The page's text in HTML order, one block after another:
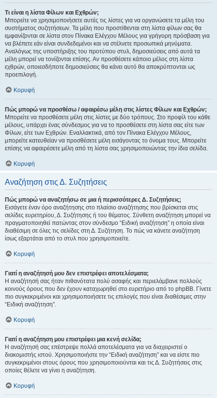
Τι είναι η λίστα Φίλων και Εχθρών;
Μπορείτε να χρησιμοποιήσετε αυτές τις λίστες για να οργανώσετε τα μέλη του
συστήματος συζητήσεων. Τα μέλη που προστίθενται στη λίστα φίλων σας θα
εμφανίζονται σε λίστα στον Πίνακα Ελέγχου Μέλους για γρήγορη πρόσβαση για
να βλέπετε εάν είναι συνδεδεμένοι και να στέλνετε προσωπικά μηνύματα.
Αναλόγως της υποστήριξης του προτύπου στυλ, δημοσιεύσεις από αυτά τα
μέλη μπορεί να τονίζονται επίσης. Αν προσθέσετε κάποιο μέλος στη λίστα
εχθρών, οποιεσδήποτε δημοσιεύσεις θα κάνει αυτό θα αποκρύπτονται ως
προεπιλογή.
Κορυφή
Πώς μπορώ να προσθέσω / αφαιρέσω μέλη στις λίστες Φίλων και Εχθρών;
Μπορείτε να προσθέσετε μέλη στις λίστες με δύο τρόπους. Στο προφίλ του κάθε
μέλους, υπάρχει ένας σύνδεσμος για να το προσθέσετε στη λίστα σας είτε των
Φίλων, είτε των Εχθρών. Εναλλακτικά, από τον Πίνακα Ελέγχου Μέλους,
μπορείτε κατευθείαν να προσθέσετε μέλη εισάγοντας το όνομα τους. Μπορείτε
επίσης να αφαιρέσετε μέλη από τη λίστα σας χρησιμοποιώντας την ίδια σελίδα.
Κορυφή
Αναζήτηση στις Δ. Συζητήσεις
Πώς μπορώ να αναζητήσω σε μια ή περισσότερες Δ. Συζητήσεις;
Εισάγετε έναν όρο αναζήτησης στο πλαίσιο αναζήτησης που βρίσκεται στις
σελίδες ευρετηρίου, Δ. Συζήτησης ή του θέματος. Σύνθετη αναζήτηση μπορεί να
πραγματοποιηθεί πατώντας στον σύνδεσμο “Ειδική αναζήτηση” η οποία είναι
διαθέσιμη σε όλες τις σελίδες στη Δ. Συζήτηση. Το πώς να κάνετε αναζήτηση
ίσως εξαρτάται από το στυλ που χρησιμοποιείτε.
Κορυφή
Γιατί η αναζήτησή μου δεν επιστρέφει αποτελέσματα;
Η αναζήτησή σας ήταν πιθανότατα πολύ ασαφής και περιελάμβανε πολλούς
κοινούς όρους που δεν έχουν καταχωρηθεί στο ευρετήριο από το phpBB. Γίνετε
πιο συγκεκριμένοι και χρησιμοποιήσετε τις επιλογές που είναι διαθέσιμες στην
“Ειδική αναζήτηση”.
Κορυφή
Γιατί η αναζήτηση μου επιστρέφει μια κενή σελίδα;
Η αναζήτησή σας επέστρεψε πολλά αποτελέσματα για να διαχειριστεί ο
διακομιστής ιστού. Χρησιμοποιήστε την “Ειδική αναζήτηση” και να είστε πιο
συγκεκριμένοι στους όρους που χρησιμοποιούνται και τις Δ. Συζητήσεις στις
οποίες θέλετε να γίνει η αναζήτηση.
Κορυφή